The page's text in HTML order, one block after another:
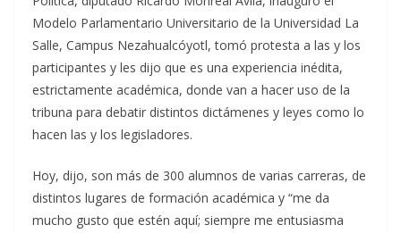
Modelo Parlamentario Universitario de la Universidad La
Salle, Campus Nezahualcóyotl, tomó protesta a las y los
participantes y les dijo que es una experiencia inédita,
estrictamente académica, donde van a hacer uso de la
tribuna para debatir distintos dictámenes y leyes como lo
hacen las y los legisladores.
Hoy, dijo, son más de 300 alumnos de varias carreras, de
distintos lugares de formación académica y “me da
mucho gusto que estén aquí; siempre me entusiasma